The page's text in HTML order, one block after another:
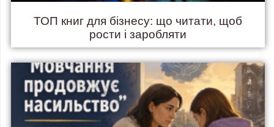
ТОП книг для бізнесу: що читати, щоб
рости і заробляти